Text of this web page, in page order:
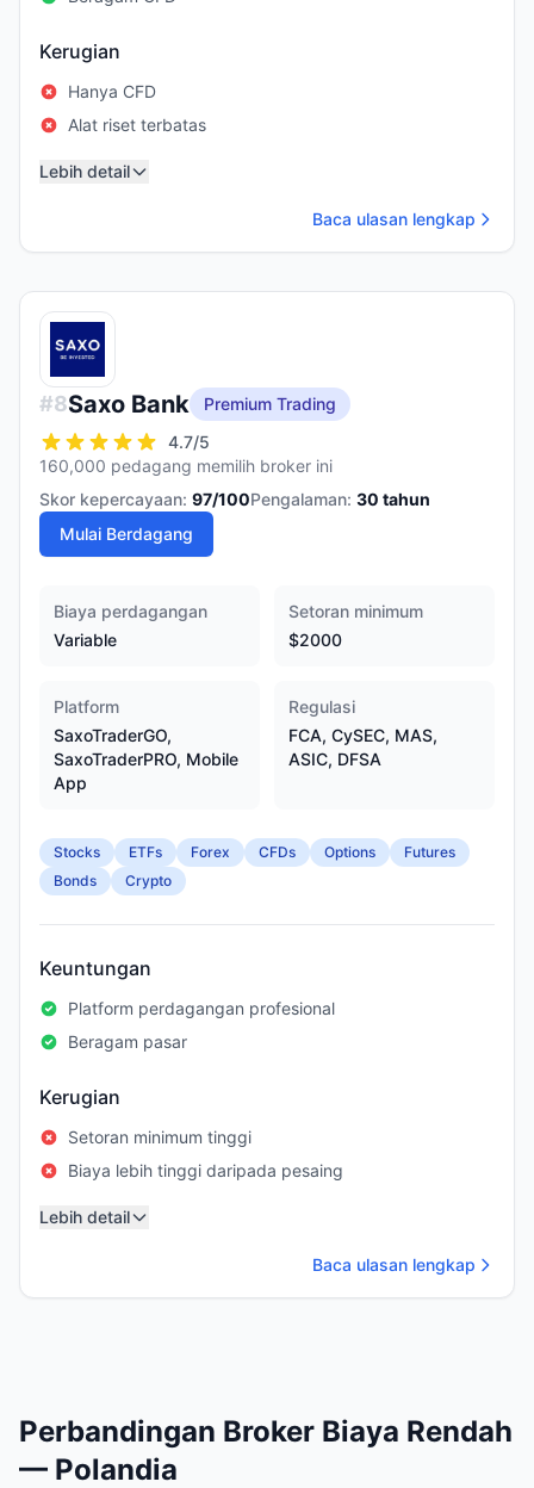
Kerugian
Hanya CFD
Alat riset terbatas
Lebih detail
Baca ulasan lengkap
#8Saxo Bank
Premium Trading
4.7/5
160,000 pedagang memilih broker ini
Skor kepercayaan: 97/100Pengalaman: 30 tahun
Mulai Berdagang
Biaya perdagangan
Variable
Setoran minimum
$2000
Platform
SaxoTraderGO,
SaxoTraderPRO, Mobile
App
Regulasi
FCA, CySEC, MAS,
ASIC, DFSA
Stocks ETFs Forex CFDs Options
Futures
Bonds
Crypto
Keuntungan
Platform perdagangan profesional
Beragam pasar
Kerugian
Setoran minimum tinggi
Biaya lebih tinggi daripada pesaing
Lebih detail
Baca ulasan lengkap
Perbandingan Broker Biaya Rendah
— Polandia